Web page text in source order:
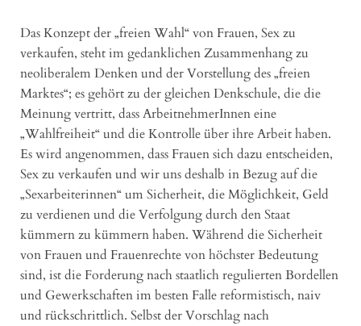
Das Konzept der „freien Wahl“ von Frauen, Sex zu
verkaufen, steht im gedanklichen Zusammenhang zu
neoliberalem Denken und der Vorstellung des „freien
Marktes“; es gehört zu der gleichen Denkschule, die die
Meinung vertritt, dass ArbeitnehmerInnen eine
„Wahlfreiheit“ und die Kontrolle über ihre Arbeit haben.
Es wird angenommen, dass Frauen sich dazu entscheiden,
Sex zu verkaufen und wir uns deshalb in Bezug auf die
„Sexarbeiterinnen“ um Sicherheit, die Möglichkeit, Geld
zu verdienen und die Verfolgung durch den Staat
kümmern zu kümmern haben. Während die Sicherheit
von Frauen und Frauenrechte von höchster Bedeutung
sind, ist die Forderung nach staatlich regulierten Bordellen
und Gewerkschaften im besten Falle reformistisch, naiv
und rückschrittlich. Selbst der Vorschlag nach